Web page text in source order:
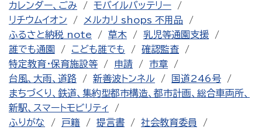
カレンダー、ごみ
モバイルバッテリー
リチウムイオン
メルカリ shops 不用品
ふるさと納税 note
草木
乳児等通園支援
誰でも通園
こども誰でも
確認監査
特定教育・保育施設等
申請
市章
台風、大雨、道路
新善波トンネル
国道246号
まちづくり、鉄道、集約型都市構造、都市計画、総合車両所、
新駅、スマートモビリティ
ふりがな
戸籍 提言書
社会教育委員